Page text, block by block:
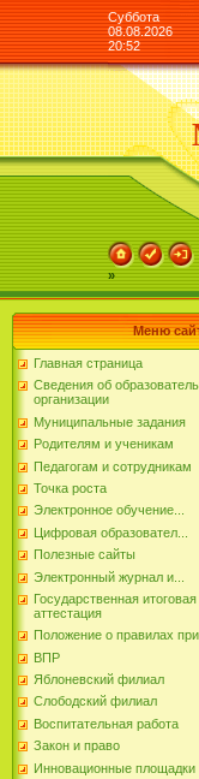
Суббота
08.08.2026
20:52
»
Меню
Главная страница
Сведения об
организации
Муниципальные задания
Родителям и ученикам
Педагогам и сотрудникам
Точка роста
Электронное обучение...
Цифровая образовател...
Полезные сайты
Электронный журнал и...
Государственная итоговая
аттестация
Положение о правилах
ВПР
Яблоневский филиал
Слободский филиал
Воспитательная работа
Закон и право
Инновационные площадки